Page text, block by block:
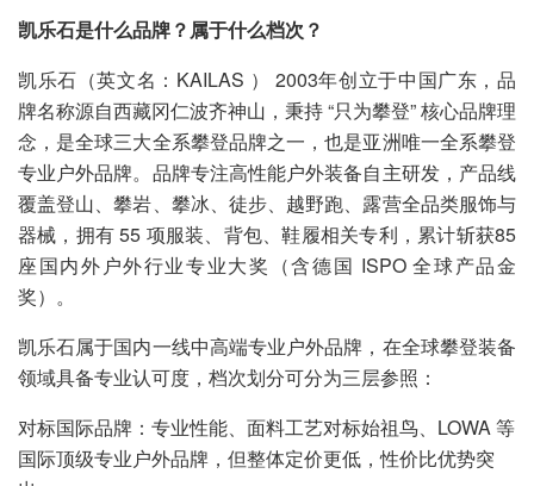
凯乐石是什么品牌？属于什么档次？
凯乐石（英文名：KAILAS ） 2003年创立于中国广东，品
牌名称源自西藏冈仁波齐神山，秉持 “只为攀登” 核心品牌理
念，是全球三大全系攀登品牌之一，也是亚洲唯一全系攀登
专业户外品牌。品牌专注高性能户外装备自主研发，产品线
覆盖登山、攀岩、攀冰、徒步、越野跑、露营全品类服饰与
器械，拥有 55 项服装、背包、鞋履相关专利，累计斩获85
座国内外户外行业专业大奖（含德国 ISPO 全球产品金
奖）。
凯乐石属于国内一线中高端专业户外品牌，在全球攀登装备
领域具备专业认可度，档次划分可分为三层参照：
对标国际品牌：专业性能、面料工艺对标始祖鸟、LOWA 等
国际顶级专业户外品牌，但整体定价更低，性价比优势突